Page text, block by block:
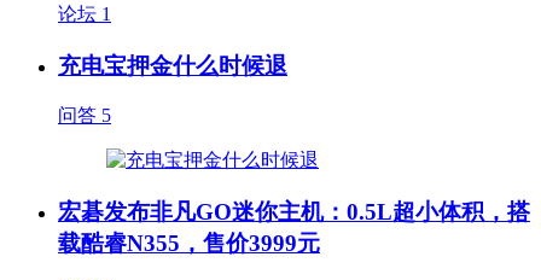
论坛 1
充电宝押金什么时候退
问答 5
宏碁发布非凡GO迷你主机：0.5L超小体积，搭
载酷睿N355，售价3999元